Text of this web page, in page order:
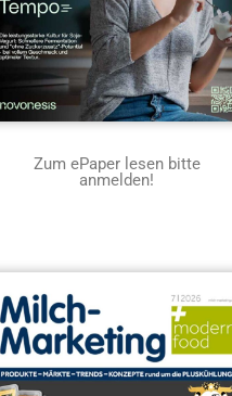
Zum ePaper lesen bitte
anmelden!